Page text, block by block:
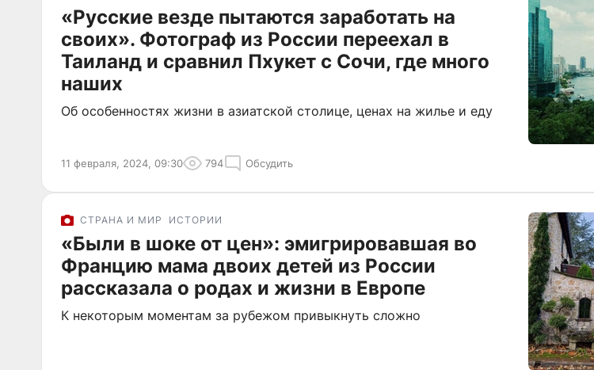
«Русские везде пытаются заработать на
своих». Фотограф из России переехал в
Таиланд и сравнил Пхукет с Сочи, где много
наших
Об особенностях жизни в азиатской столице, ценах на жилье и еду
11 февраля, 2024, 09:30 794 Обсудить
СТРАНА И МИР ИСТОРИИ
«Были в шоке от цен»: эмигрировавшая во
Францию мама двоих детей из России
рассказала о родах и жизни в Европе
К некоторым моментам за рубежом привыкнуть сложно